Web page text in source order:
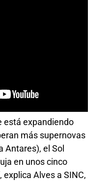
está expandiendo
más supernovas
Antares), el Sol
en unos cinco
explica Alves a SINC,